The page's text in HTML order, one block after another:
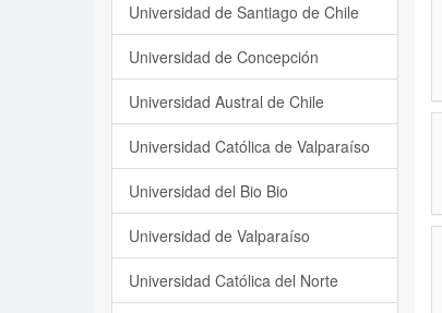
Universidad de Santiago de Chile
Universidad de Concepción
Universidad Austral de Chile
Universidad Católica de Valparaíso
Universidad del Bio Bio
Universidad de Valparaíso
Universidad Católica del Norte